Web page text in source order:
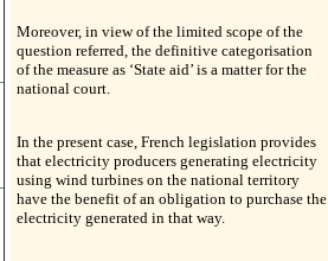
Moreover, in view of the limited scope of the
question referred, the definitive categorisation
of the measure as ‘State aid’ is a matter for the
national court.
In the present case, French legislation provides
that electricity producers generating electricity
using wind turbines on the national territory
have the benefit of an obligation to purchase the
electricity generated in that way.